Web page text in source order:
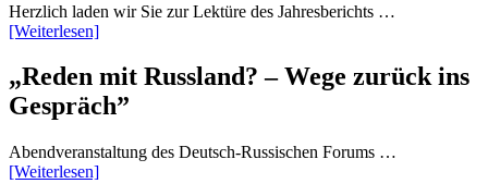
Herzlich laden wir Sie zur Lektüre des Jahresberichts …
[Weiterlesen]
„Reden mit Russland? – Wege zurück ins
Gespräch”
Abendveranstaltung des Deutsch-Russischen Forums …
[Weiterlesen]